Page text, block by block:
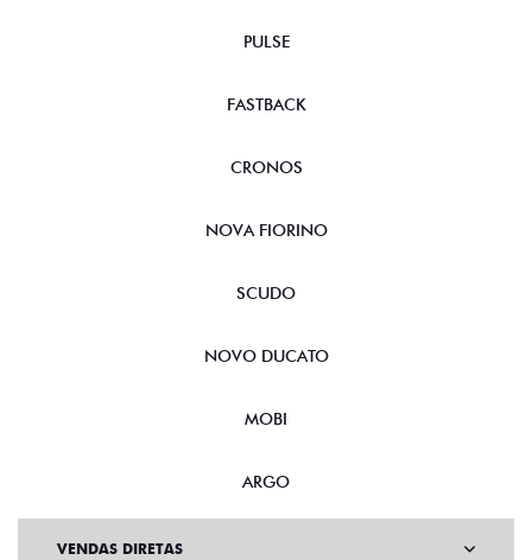
PULSE
FASTBACK
CRONOS
NOVA FIORINO
SCUDO
NOVO DUCATO
MOBI
ARGO
VENDAS DIRETAS